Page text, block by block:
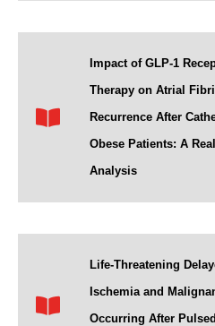
Impact of GLP-1
Therapy on Atrial
Recurrence After
Obese Patients: A
Analysis
Life-Threatening
Ischemia and
Occurring After